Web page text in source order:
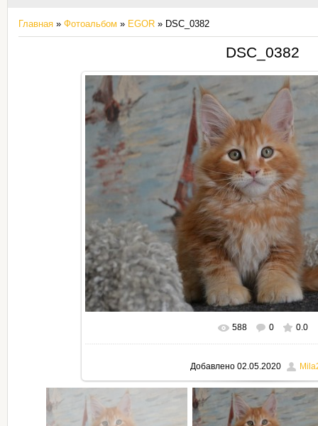
Главная » Фотоальбом » EGOR » DSC_0382
DSC_0382
В реальном размере 795x530
588 0 0.0
Добавлено02.05.2020